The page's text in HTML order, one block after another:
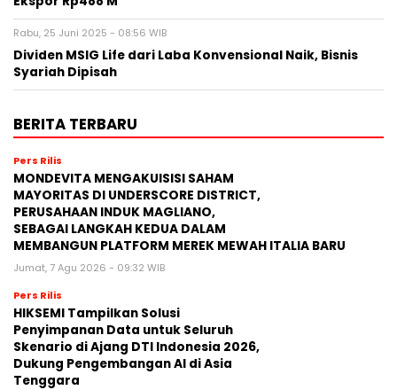
Rabu, 25 Juni 2025 - 08:56 WIB
Dividen MSIG Life dari Laba Konvensional Naik, Bisnis
Syariah Dipisah
BERITA TERBARU
Pers Rilis
MONDEVITA MENGAKUISISI SAHAM
MAYORITAS DI UNDERSCORE DISTRICT,
PERUSAHAAN INDUK MAGLIANO,
SEBAGAI LANGKAH KEDUA DALAM
MEMBANGUN PLATFORM MEREK MEWAH ITALIA BARU
Jumat, 7 Agu 2026 - 09:32 WIB
Pers Rilis
HIKSEMI Tampilkan Solusi
Penyimpanan Data untuk Seluruh
Skenario di Ajang DTI Indonesia 2026,
Dukung Pengembangan AI di Asia
Tenggara